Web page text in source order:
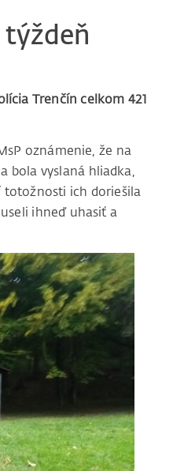
týždeň
Trenčín celkom 421
oznámenie, že na
bola vyslaná hliadka,
totožnosti ich doriešila
ihneď uhasiť a